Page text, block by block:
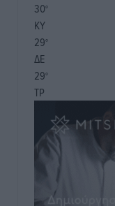
30°
ΚΥ
29°
ΔΕ
29°
ΤΡ